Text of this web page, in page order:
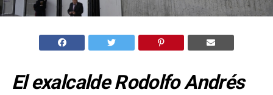
El exalcalde Rodolfo Andrés